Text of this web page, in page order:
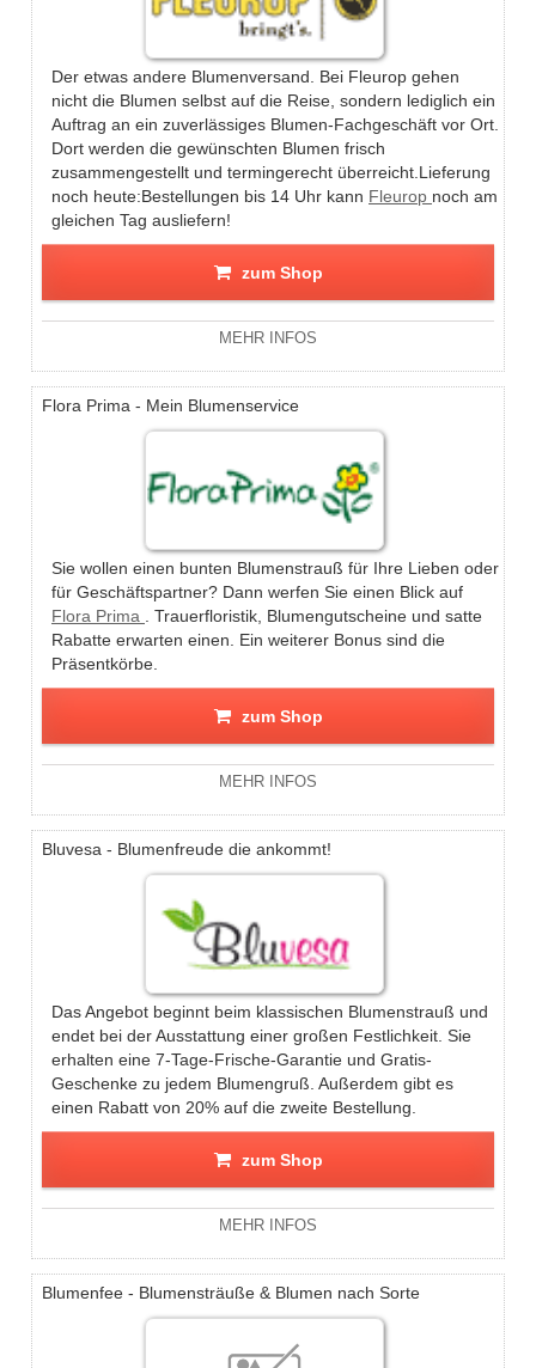
Der etwas andere Blumenversand. Bei Fleurop gehen
nicht die Blumen selbst auf die Reise, sondern lediglich ein
Auftrag an ein zuverlässiges Blumen-Fachgeschäft vor Ort.
Dort werden die gewünschten Blumen frisch
zusammengestellt und termingerecht überreicht.Lieferung
noch heute:Bestellungen bis 14 Uhr kann Fleurop noch am
gleichen Tag ausliefern!
zum Shop
MEHR INFOS
Flora Prima - Mein Blumenservice
Sie wollen einen bunten Blumenstrauß für Ihre Lieben oder
für Geschäftspartner? Dann werfen Sie einen Blick auf
Flora Prima
. Trauerfloristik, Blumengutscheine und satte
Rabatte erwarten einen. Ein weiterer Bonus sind die
Präsentkörbe.
zum Shop
MEHR INFOS
Bluvesa - Blumenfreude die ankommt!
Das Angebot beginnt beim klassischen Blumenstrauß und
endet bei der Ausstattung einer großen Festlichkeit. Sie
erhalten eine 7-Tage-Frische-Garantie und Gratis-
Geschenke zu jedem Blumengruß. Außerdem gibt es
einen Rabatt von 20% auf die zweite Bestellung.
zum Shop
MEHR INFOS
Blumenfee - Blumensträuße & Blumen nach Sorte